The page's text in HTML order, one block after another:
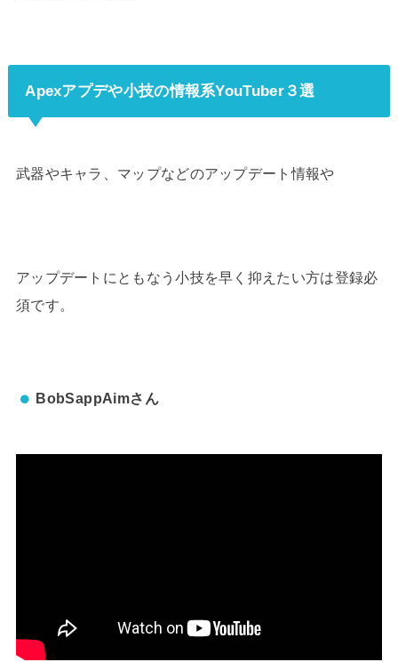
Apexアプデや小技の情報系YouTuber３選
武器やキャラ、マップなどのアップデート情報や
アップデートにともなう小技を早く抑えたい方は登録必
須です。
BobSappAimさん